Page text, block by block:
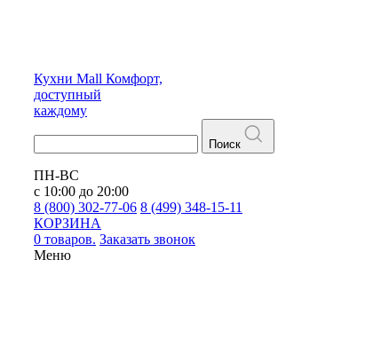
Кухни Mall Комфорт,
доступный
каждому
Поиск
ПН-ВС
с 10:00 до 20:00
8 (800) 302-77-06 8 (499) 348-15-11
КОРЗИНА
0 товаров. Заказать звонок
Меню